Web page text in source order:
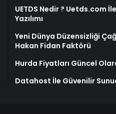
UETDS Nedir ? Uetds.com
Yazılımı
Yeni Dünya Düzensizliği
Hakan Fidan Faktörü
Hurda Fiyatları Güncel
Datahost İle Güvenilir